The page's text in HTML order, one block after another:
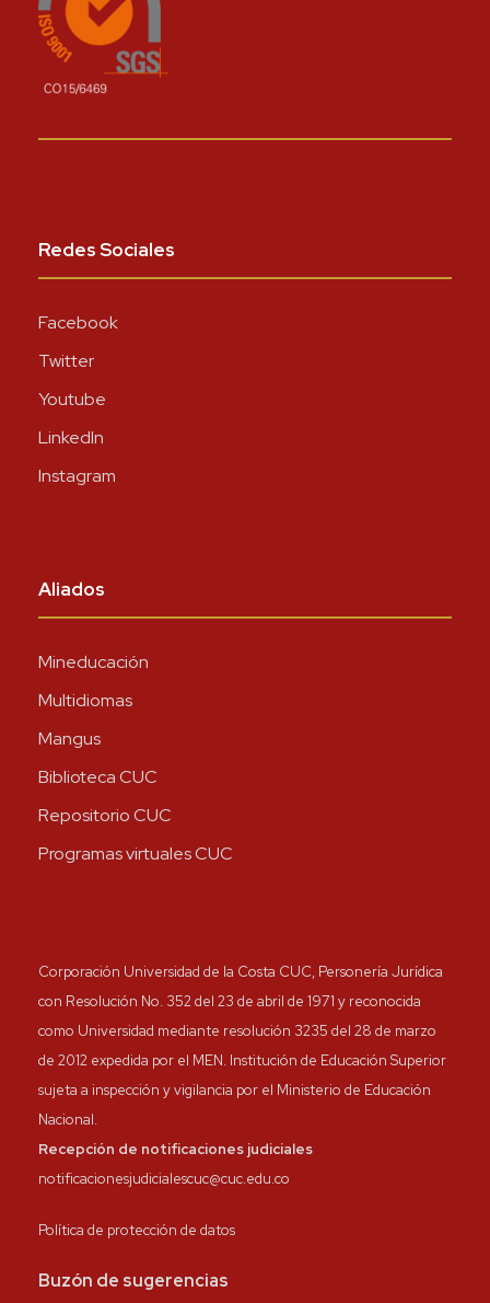
Redes Sociales
Facebook
Twitter
Youtube
LinkedIn
Instagram
Aliados
Mineducación
Multidiomas
Mangus
Biblioteca CUC
Repositorio CUC
Programas virtuales CUC
Corporación Universidad de la Costa CUC, Personería Jurídica
con Resolución No. 352 del 23 de abril de 1971 y reconocida
como Universidad mediante resolución 3235 del 28 de marzo
de 2012 expedida por el MEN. Institución de Educación Superior
sujeta a inspección y vigilancia por el Ministerio de Educación
Nacional.
Recepción de notificaciones judiciales
notificacionesjudicialescuc@cuc.edu.co
Política de protección de datos
Buzón de sugerencias